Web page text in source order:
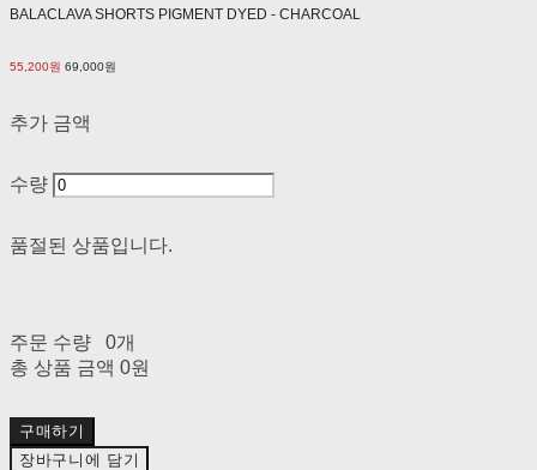
BALACLAVA SHORTS PIGMENT DYED - CHARCOAL
55,200원 69,000원
추가 금액
수량
품절된 상품입니다.
주문 수량
0개
총 상품 금액 0원
구매하기
장바구니에 담기